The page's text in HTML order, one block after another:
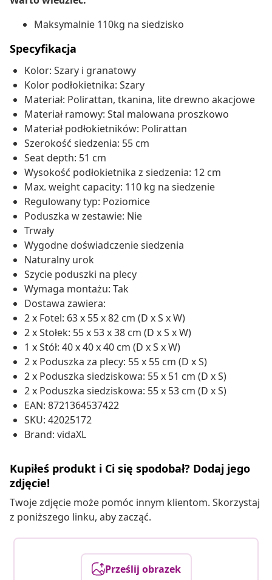
Maksymalnie 110kg na siedzisko
Specyfikacja
Kolor: Szary i granatowy
Kolor podłokietnika: Szary
Materiał: Polirattan, tkanina, lite drewno akacjowe
Materiał ramowy: Stal malowana proszkowo
Materiał podłokietników: Polirattan
Szerokość siedzenia: 55 cm
Seat depth: 51 cm
Wysokość podłokietnika z siedzenia: 12 cm
Max. weight capacity: 110 kg na siedzenie
Regulowany typ: Poziomice
Poduszka w zestawie: Nie
Trwały
Wygodne doświadczenie siedzenia
Naturalny urok
Szycie poduszki na plecy
Wymaga montażu: Tak
Dostawa zawiera:
2 x Fotel: 63 x 55 x 82 cm (D x S x W)
2 x Stołek: 55 x 53 x 38 cm (D x S x W)
1 x Stół: 40 x 40 x 40 cm (D x S x W)
2 x Poduszka za plecy: 55 x 55 cm (D x S)
2 x Poduszka siedziskowa: 55 x 51 cm (D x S)
2 x Poduszka siedziskowa: 55 x 53 cm (D x S)
EAN: 8721364537422
SKU: 42025172
Brand: vidaXL
Kupiłeś produkt i Ci się spodobał? Dodaj jego
zdjęcie!
Twoje zdjęcie może pomóc innym klientom. Skorzystaj
z poniższego linku, aby zacząć.
Prześlij obrazek